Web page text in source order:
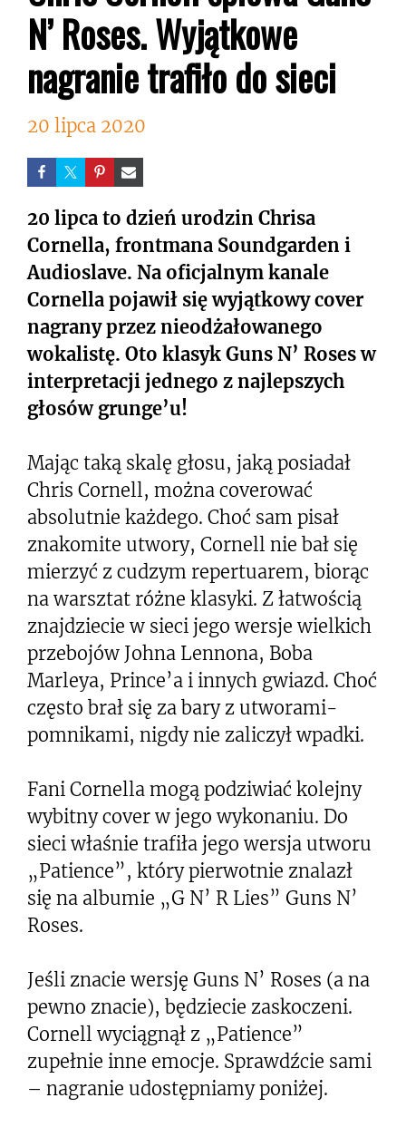
N’ Roses. Wyjątkowe
nagranie trafiło do sieci
20 lipca 2020
20 lipca to dzień urodzin Chrisa
Cornella, frontmana Soundgarden i
Audioslave. Na oficjalnym kanale
Cornella pojawił się wyjątkowy cover
nagrany przez nieodżałowanego
wokalistę. Oto klasyk Guns N’ Roses w
interpretacji jednego z najlepszych
głosów grunge’u!
Mając taką skalę głosu, jaką posiadał
Chris Cornell, można coverować
absolutnie każdego. Choć sam pisał
znakomite utwory, Cornell nie bał się
mierzyć z cudzym repertuarem, biorąc
na warsztat różne klasyki. Z łatwością
znajdziecie w sieci jego wersje wielkich
przebojów Johna Lennona, Boba
Marleya, Prince’a i innych gwiazd. Choć
często brał się za bary z utworami-
pomnikami, nigdy nie zaliczył wpadki.
Fani Cornella mogą podziwiać kolejny
wybitny cover w jego wykonaniu. Do
sieci właśnie trafiła jego wersja utworu
„Patience”, który pierwotnie znalazł
się na albumie „G N’ R Lies” Guns N’
Roses.
Jeśli znacie wersję Guns N’ Roses (a na
pewno znacie), będziecie zaskoczeni.
Cornell wyciągnął z „Patience”
zupełnie inne emocje. Sprawdźcie sami
– nagranie udostępniamy poniżej.